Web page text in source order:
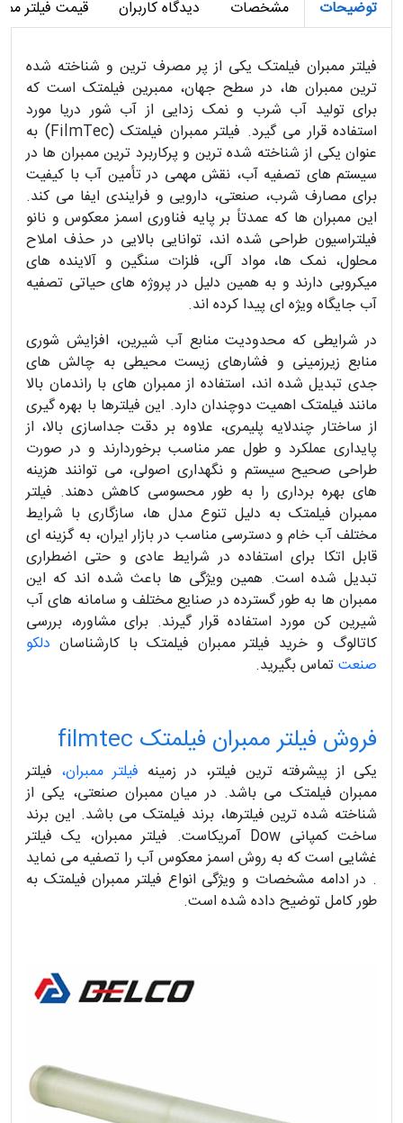
توضیحات مشخصات دیدگاه کاربران قیمت فیلتر
فیلتر ممبران فیلمتک یکی از پر مصرف ترین و شناخته شده
ترین ممبران ها، در سطح جهان، ممبرین فیلمتک است که
برای تولید آب شرب و نمک زدایی از آب شور دریا مورد
استفاده قرار می گیرد. فیلتر ممبران فیلمتک (FilmTec) به
عنوان یکی از شناخته شده ترین و پرکاربرد ترین ممبران ها در
سیستم های تصفیه آب، نقش مهمی در تأمین آب با کیفیت
برای مصارف شرب، صنعتی، دارویی و فرایندی ایفا می کند.
این ممبران ها که عمدتاً بر پایه فناوری اسمز معکوس و نانو
فیلتراسیون طراحی شده اند، توانایی بالایی در حذف املاح
محلول، نمک ها، مواد آلی، فلزات سنگین و آلاینده های
میکروبی دارند و به همین دلیل در پروژه های حیاتی تصفیه
آب جایگاه ویژه ای پیدا کرده اند.
در شرایطی که محدودیت منابع آب شیرین، افزایش شوری
منابع زیرزمینی و فشارهای زیست محیطی به چالش های
جدی تبدیل شده اند، استفاده از ممبران های با راندمان بالا
مانند فیلمتک اهمیت دوچندان دارد. این فیلترها با بهره گیری
از ساختار چندلایه پلیمری، علاوه بر دقت جداسازی بالا، از
پایداری عملکرد و طول عمر مناسب برخوردارند و در صورت
طراحی صحیح سیستم و نگهداری اصولی، می توانند هزینه
های بهره برداری را به طور محسوسی کاهش دهند. فیلتر
ممبران فیلمتک به دلیل تنوع مدل ها، سازگاری با شرایط
مختلف آب خام و دسترسی مناسب در بازار ایران، به گزینه ای
قابل اتکا برای استفاده در شرایط عادی و حتی اضطراری
تبدیل شده است. همین ویژگی ها باعث شده اند که این
ممبران ها به طور گسترده در صنایع مختلف و سامانه های آب
شیرین کن مورد استفاده قرار گیرند. برای مشاوره، بررسی
کاتالوگ و خرید فیلتر ممبران فیلمتک با کارشناسان دلکو
صنعتتماس بگیرید.
فروش فیلتر ممبران فیلمتک filmtec
یکی از پیشرفته ترین فیلتر، در زمینه فیلتر ممبران، فیلتر
ممبران فیلمتک می باشد. در میان ممبران صنعتی، یکی از
شناخته شده ترین فیلترها، برند فیلمتک می باشد. این برند
ساخت کمپانی Dow آمریکاست. فیلتر ممبران، یک فیلتر
غشایی است که به روش اسمز معکوس آب را تصفیه می نماید
. در ادامه مشخصات و ویژگی انواع فیلتر ممبران فیلمتک به
طور کامل توضیح داده شده است.